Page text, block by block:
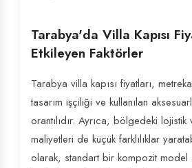
Tarabya'da Villa Kapısı
Etkileyen Faktörler
Tarabya villa kapısı fiyatları,
tasarım işçiliği ve kullanılan
orantılıdır. Ayrıca, bölgedeki lojistik
maliyetleri de küçük farklılıklar
olarak, standart bir kompozit